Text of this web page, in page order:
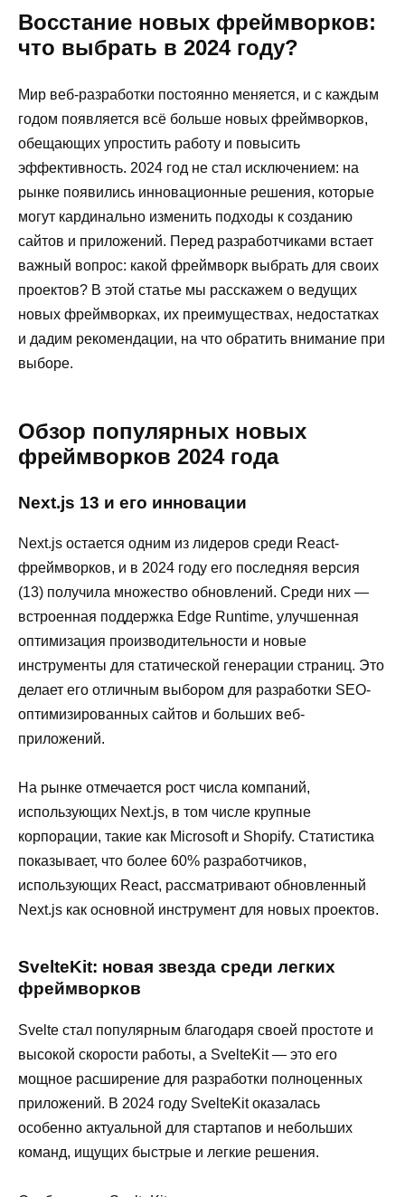
Восстание новых фреймворков:
что выбрать в 2024 году?
Мир веб-разработки постоянно меняется, и с каждым
годом появляется всё больше новых фреймворков,
обещающих упростить работу и повысить
эффективность. 2024 год не стал исключением: на
рынке появились инновационные решения, которые
могут кардинально изменить подходы к созданию
сайтов и приложений. Перед разработчиками встает
важный вопрос: какой фреймворк выбрать для своих
проектов? В этой статье мы расскажем о ведущих
новых фреймворках, их преимуществах, недостатках
и дадим рекомендации, на что обратить внимание при
выборе.
Обзор популярных новых
фреймворков 2024 года
Next.js 13 и его инновации
Next.js остается одним из лидеров среди React-
фреймворков, и в 2024 году его последняя версия
(13) получила множество обновлений. Среди них —
встроенная поддержка Edge Runtime, улучшенная
оптимизация производительности и новые
инструменты для статической генерации страниц. Это
делает его отличным выбором для разработки SEO-
оптимизированных сайтов и больших веб-
приложений.
На рынке отмечается рост числа компаний,
использующих Next.js, в том числе крупные
корпорации, такие как Microsoft и Shopify. Статистика
показывает, что более 60% разработчиков,
использующих React, рассматривают обновленный
Next.js как основной инструмент для новых проектов.
SvelteKit: новая звезда среди легких
фреймворков
Svelte стал популярным благодаря своей простоте и
высокой скорости работы, а SvelteKit — это его
мощное расширение для разработки полноценных
приложений. В 2024 году SvelteKit оказалась
особенно актуальной для стартапов и небольших
команд, ищущих быстрые и легкие решения.